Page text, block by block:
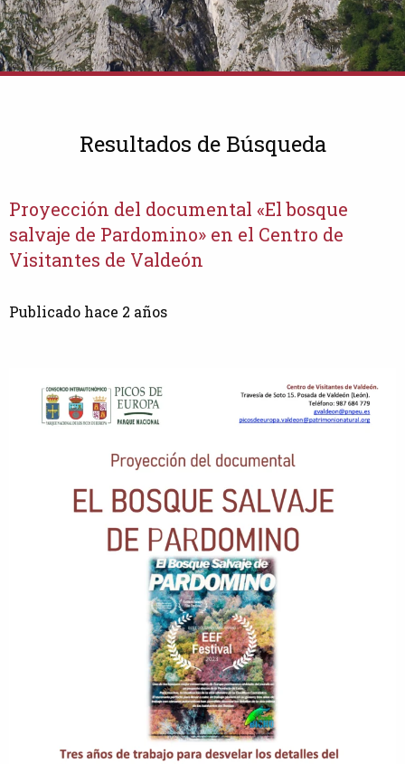
Resultados de Búsqueda
Proyección del documental «El bosque
salvaje de Pardomino» en el Centro de
Visitantes de Valdeón
Publicado hace 2 años